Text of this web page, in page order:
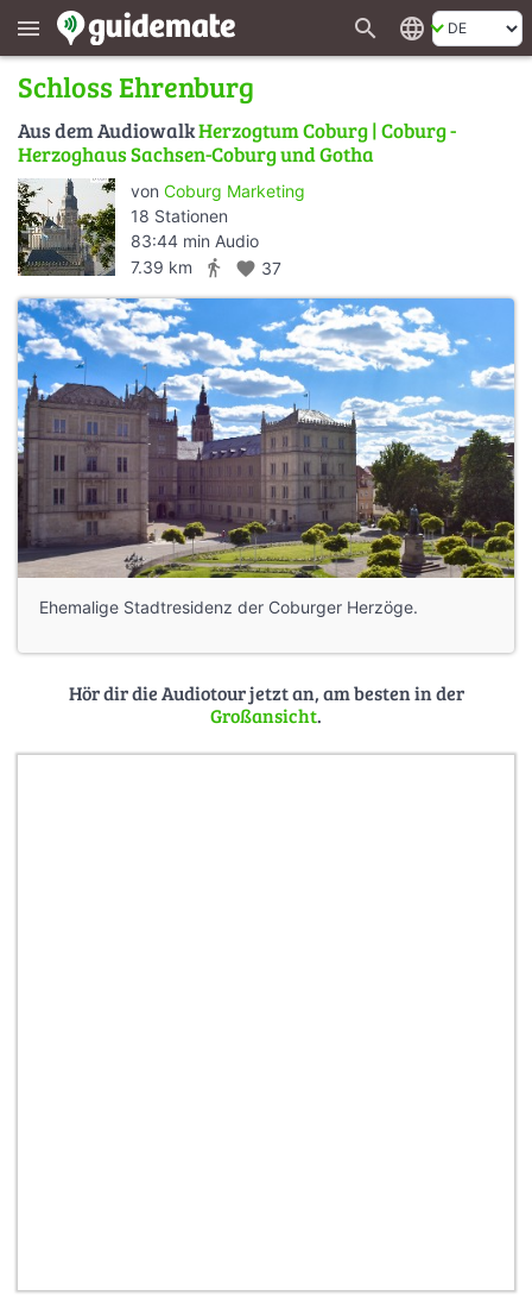
menu search language
Schloss Ehrenburg
Aus dem AudiowalkHerzogtum Coburg | Coburg -
Herzoghaus Sachsen-Coburg und Gotha
von Coburg Marketing
18 Stationen
83:44 min Audio
7.39 km
directions_walk favorite 37
Ehemalige Stadtresidenz der Coburger Herzöge.
Hör dir die Audiotour jetzt an, am besten in der
Großansicht.